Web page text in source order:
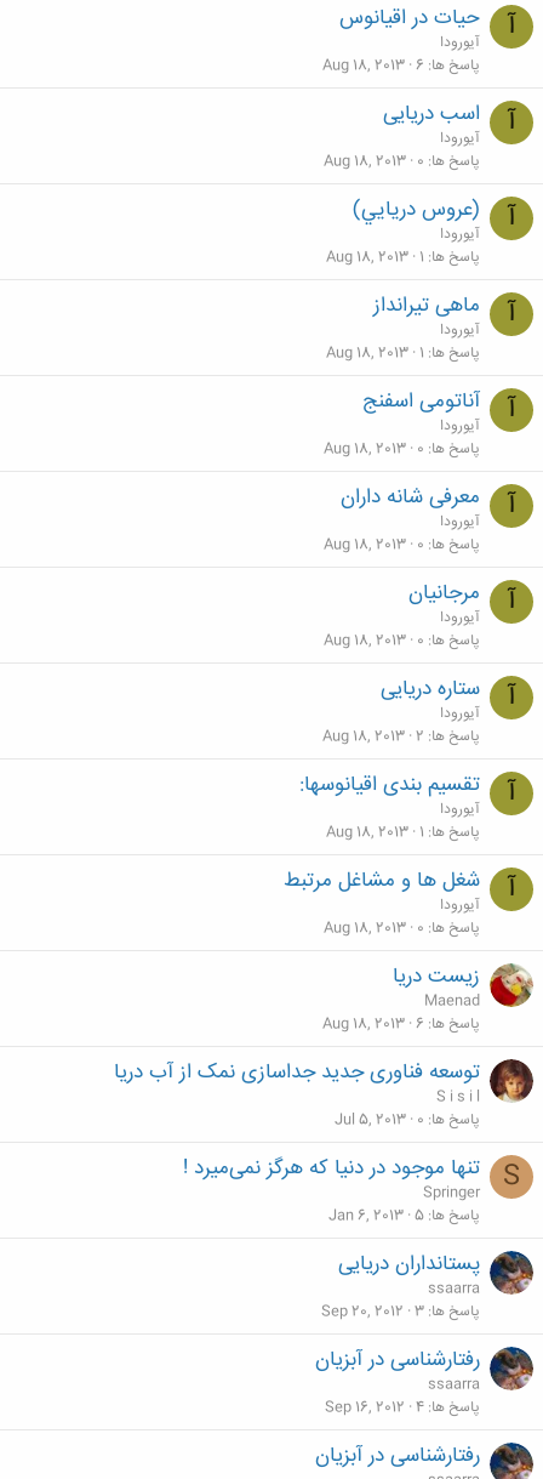
آ حیات در اقیانوس
آیورودا
پاسخ ها 6
Aug 18, 2013
آ اسب دریایی
آیورودا
پاسخ ها 0
Aug 18, 2013
آ (عروس دريايي)
آیورودا
پاسخ ها 1
Aug 18, 2013
آ ماهی تیرانداز
آیورودا
پاسخ ها 1
Aug 18, 2013
آ آناتومی اسفنج
آیورودا
پاسخ ها 0
Aug 18, 2013
آ معرفی شانه داران
آیورودا
پاسخ ها 0
Aug 18, 2013
آ مرجانیان
آیورودا
پاسخ ها 0
Aug 18, 2013
آ ستاره دریایی
آیورودا
پاسخ ها 2
Aug 18, 2013
آ تقسیم بندی اقیانوسها:
آیورودا
پاسخ ها 1
Aug 18, 2013
آ شغل ها و مشاغل مرتبط
آیورودا
پاسخ ها 0
Aug 18, 2013
زیست دریا
Maenad
پاسخ ها 6
Aug 18, 2013
توسعه فناوری جدید جداسازی نمک از آب دریا
S i s i l
پاسخ ها 0
Jul 5, 2013
S تنها موجود در دنیا كه هرگز نمی‌میرد !
Springer
پاسخ ها 5
Jan 6, 2013
پستانداران دریایی
ssaarra
پاسخ ها 3
Sep 20, 2012
رفتارشناسی در آبزیان
ssaarra
پاسخ ها 4
Sep 16, 2012
رفتارشناسی در آبزیان